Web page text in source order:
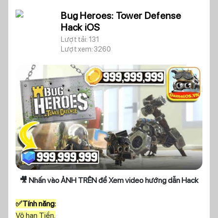
Bug Heroes: Tower Defense
Hack iOS
Lượt tải: 131
Lượt xem: 3260
🎥 Nhấn vào ẢNH TRÊN để Xem video hướng dẫn Hack
✅Tính năng:
Vô hạn Tiền.